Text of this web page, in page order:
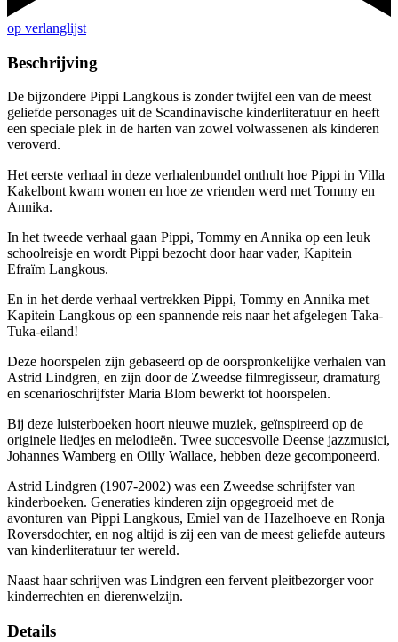
op verlanglijst
Beschrijving
De bijzondere Pippi Langkous is zonder twijfel een van de meest
geliefde personages uit de Scandinavische kinderliteratuur en heeft
een speciale plek in de harten van zowel volwassenen als kinderen
veroverd.
Het eerste verhaal in deze verhalenbundel onthult hoe Pippi in Villa
Kakelbont kwam wonen en hoe ze vrienden werd met Tommy en
Annika.
In het tweede verhaal gaan Pippi, Tommy en Annika op een leuk
schoolreisje en wordt Pippi bezocht door haar vader, Kapitein
Efraïm Langkous.
En in het derde verhaal vertrekken Pippi, Tommy en Annika met
Kapitein Langkous op een spannende reis naar het afgelegen Taka-
Tuka-eiland!
Deze hoorspelen zijn gebaseerd op de oorspronkelijke verhalen van
Astrid Lindgren, en zijn door de Zweedse filmregisseur, dramaturg
en scenarioschrijfster Maria Blom bewerkt tot hoorspelen.
Bij deze luisterboeken hoort nieuwe muziek, geïnspireerd op de
originele liedjes en melodieën. Twee succesvolle Deense jazzmusici,
Johannes Wamberg en Oilly Wallace, hebben deze gecomponeerd.
Astrid Lindgren (1907-2002) was een Zweedse schrijfster van
kinderboeken. Generaties kinderen zijn opgegroeid met de
avonturen van Pippi Langkous, Emiel van de Hazelhoeve en Ronja
Roversdochter, en nog altijd is zij een van de meest geliefde auteurs
van kinderliteratuur ter wereld.
Naast haar schrijven was Lindgren een fervent pleitbezorger voor
kinderrechten en dierenwelzijn.
Details